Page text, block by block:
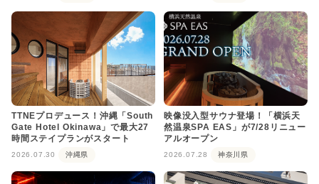
TTNEプロデュース！沖縄「South
Gate Hotel Okinawa」で最大27
時間ステイプランがスタート
2026.07.30 沖縄県
映像没入型サウナ登場！「横浜天
然温泉SPA EAS」が7/28リニュー
アルオープン
2026.07.28 神奈川県